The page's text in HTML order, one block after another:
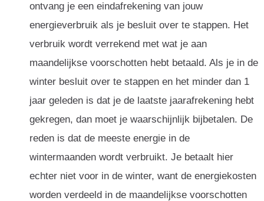
ontvang je een eindafrekening van jouw
energieverbruik als je besluit over te stappen. Het
verbruik wordt verrekend met wat je aan
maandelijkse voorschotten hebt betaald. Als je in de
winter besluit over te stappen en het minder dan 1
jaar geleden is dat je de laatste jaarafrekening hebt
gekregen, dan moet je waarschijnlijk bijbetalen. De
reden is dat de meeste energie in de
wintermaanden wordt verbruikt. Je betaalt hier
echter niet voor in de winter, want de energiekosten
worden verdeeld in de maandelijkse voorschotten